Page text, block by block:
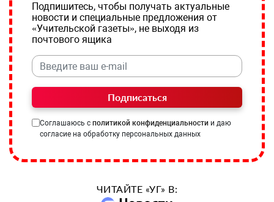
Подпишитесь, чтобы получать актуальные
новости и специальные предложения от
«Учительской газеты», не выходя из
почтового ящика
Подписаться
Соглашаюсь с политикой конфиденциальности и даю
согласие на обработку персональных данных
ЧИТАЙТЕ «УГ» В: